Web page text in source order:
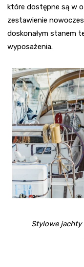
które dostępne są w
zestawienie
doskonałym stanem
wyposażenia.
Stylowe jachty